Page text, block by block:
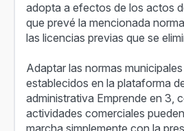
adopta a efectos de los actos
que prevé la mencionada
las licencias previas que se
Adaptar las normas
establecidos en la plataforma
administrativa Emprende en 3,
actividades comerciales
marcha simplemente con la